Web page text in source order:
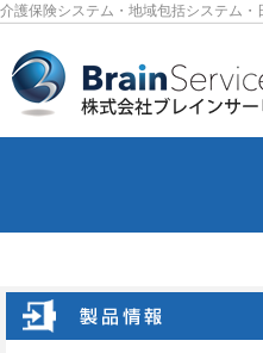
介護保険システム・地域包括システム